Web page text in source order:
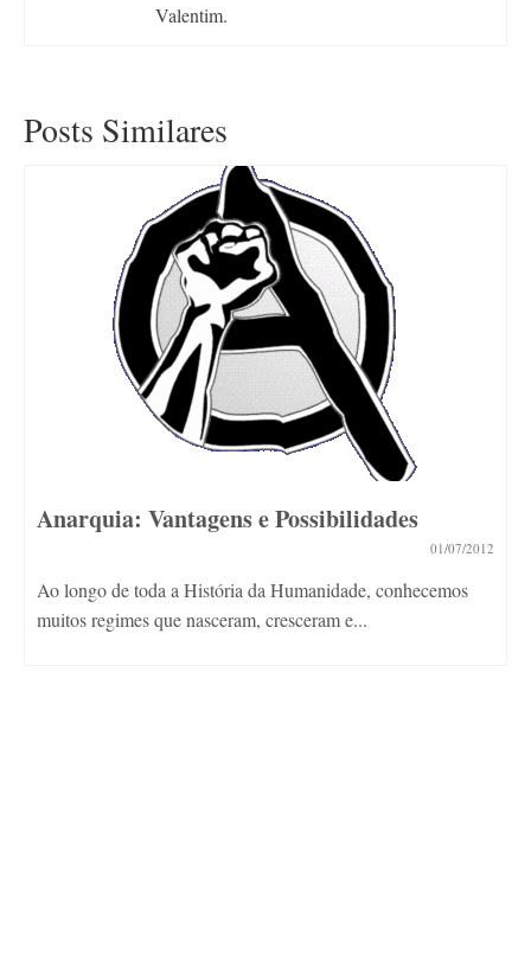
Valentim.
Posts Similares
Anarquia: Vantagens e Possibilidades
01/07/2012
Ao longo de toda a História da Humanidade, conhecemos
muitos regimes que nasceram, cresceram e...